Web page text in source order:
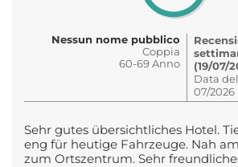
Nessun nome pubblico
Coppia
60-69 Anno
(19/07/
Data
07/2026
Sehr gutes übersichtliches Hotel.
eng für heutige Fahrzeuge. Nah
zum Ortszentrum. Sehr